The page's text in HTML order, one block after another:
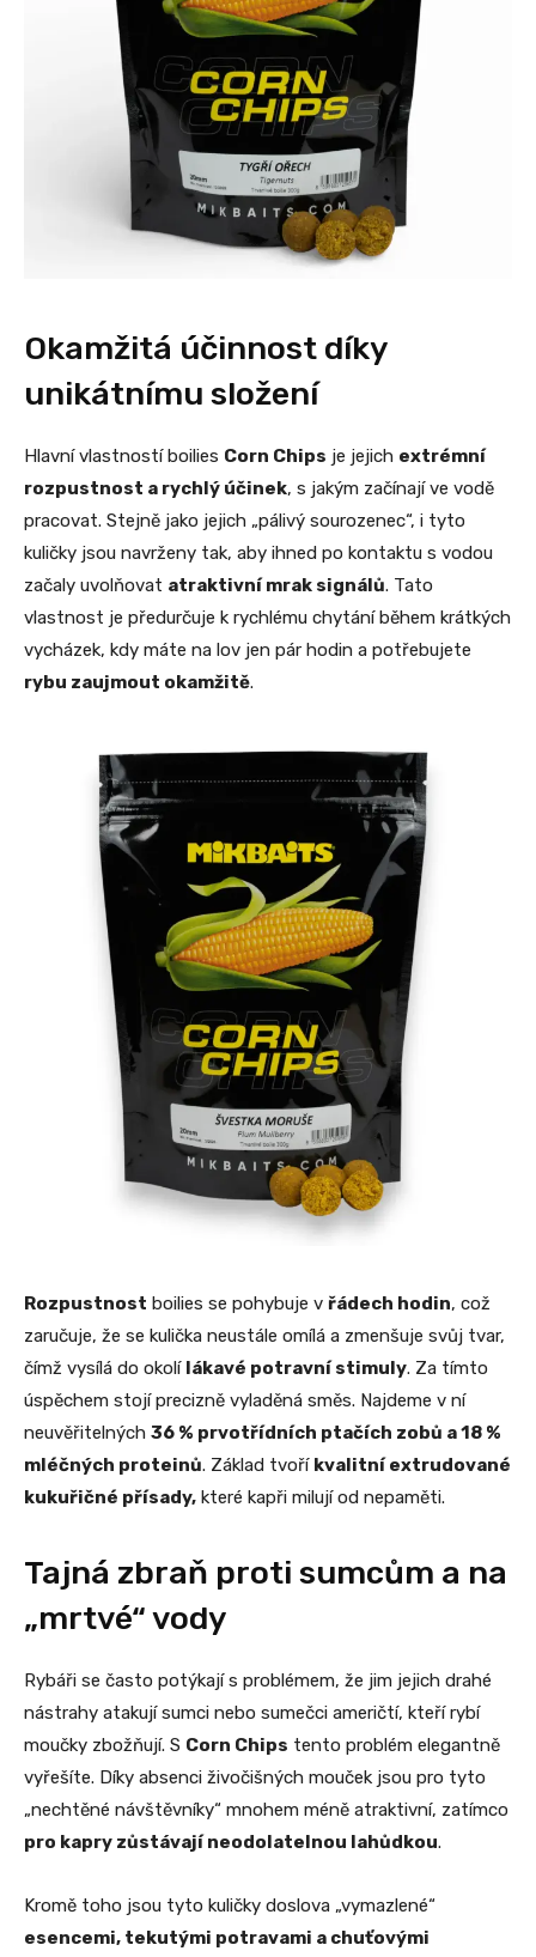
Okamžitá účinnost díky
unikátnímu složení
Hlavní vlastností boilies Corn Chips je jejich extrémní
rozpustnost a rychlý účinek, s jakým začínají ve vodě
pracovat. Stejně jako jejich „pálivý sourozenec“, i tyto
kuličky jsou navrženy tak, aby ihned po kontaktu s vodou
začaly uvolňovat atraktivní mrak signálů. Tato
vlastnost je předurčuje k rychlému chytání během krátkých
vycházek, kdy máte na lov jen pár hodin a potřebujete
rybu zaujmout okamžitě.
Rozpustnost boilies se pohybuje v řádech hodin, což
zaručuje, že se kulička neustále omílá a zmenšuje svůj tvar,
čímž vysílá do okolí lákavé potravní stimuly. Za tímto
úspěchem stojí precizně vyladěná směs. Najdeme v ní
neuvěřitelných 36 % prvotřídních ptačích zobů a 18 %
mléčných proteinů. Základ tvoří kvalitní extrudované
kukuřičné přísady, které kapři milují od nepaměti.
Tajná zbraň proti sumcům a na
„mrtvé“ vody
Rybáři se často potýkají s problémem, že jim jejich drahé
nástrahy atakují sumci nebo sumečci američtí, kteří rybí
moučky zbožňují. S Corn Chips tento problém elegantně
vyřešíte. Díky absenci živočišných mouček jsou pro tyto
„nechtěné návštěvníky“ mnohem méně atraktivní, zatímco
pro kapry zůstávají neodolatelnou lahůdkou.
Kromě toho jsou tyto kuličky doslova „vymazlené“
esencemi, tekutými potravami a chuťovými